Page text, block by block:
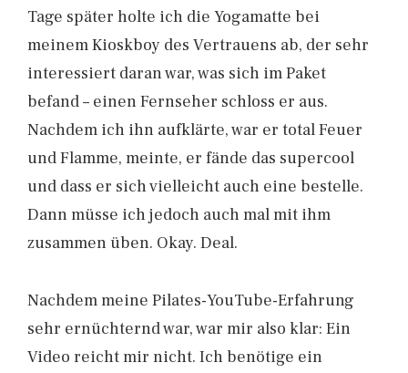
Tage später holte ich die Yogamatte bei
meinem Kioskboy des Vertrauens ab, der sehr
interessiert daran war, was sich im Paket
befand – einen Fernseher schloss er aus.
Nachdem ich ihn aufklärte, war er total Feuer
und Flamme, meinte, er fände das supercool
und dass er sich vielleicht auch eine bestelle.
Dann müsse ich jedoch auch mal mit ihm
zusammen üben. Okay. Deal.
Nachdem meine Pilates-YouTube-Erfahrung
sehr ernüchternd war, war mir also klar: Ein
Video reicht mir nicht. Ich benötige ein